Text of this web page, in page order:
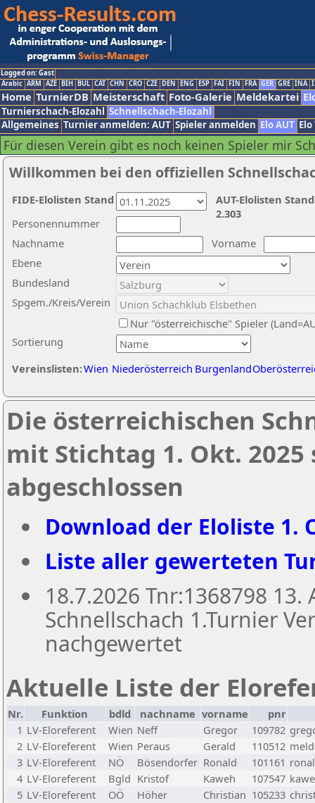
Logged on: Gast
Arabic ARM AZE BIH BUL CAT CHN CRO CZE DEN ENG ESP FAI FIN FRA GER GRE INA
Home TurnierDB Meisterschaft Foto-Galerie Meldekartei
Turnierschach-Elozahl Schnellschach-Elozahl
Allgemeines Turnier anmelden: AUT Spieler anmelden Elo AUT
Für diesen Verein gibt es noch keinen Spieler mir
Willkommen bei den offiziellen
Nachname
Vorname
Ebene
Sortierung
Personennummer
Bundesland
Spgem./Kreis/Verein
Nur "österreichische" Spieler
Vereinslisten:Wien Niederösterreich Burgenland
AUT-Elolisten
2.303
FIDE-Elolisten Stand
Die österreichischen
mit Stichtag 1. Okt.
abgeschlossen
Download der Eloliste 1.
Liste aller gewerteten
18.7.2026 Tnr:1368798
Schnellschach 1.Turnier
nachgewertet
Aktuelle Liste der
Nr. Funktion bdld nachname vorname
pnr
1 LV-Eloreferent Wien Neff Gregor 109782
2 LV-Eloreferent Wien Peraus Gerald 110512
3 LV-Eloreferent NÖ Bösendorfer Ronald 101161
4 LV-Eloreferent Bgld Kristof Kaweh 107547
5 LV-Eloreferent OÖ Höher Christian 105233